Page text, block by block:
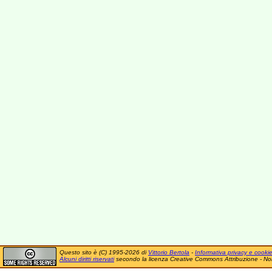
Questo sito è (C) 1995-2026 di Vittorio Bertola - Informativa privacy e cookie
Alcuni diritti riservatisecondo la licenza Creative Commons Attribuzione -